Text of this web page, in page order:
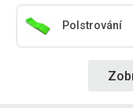
Polstrování